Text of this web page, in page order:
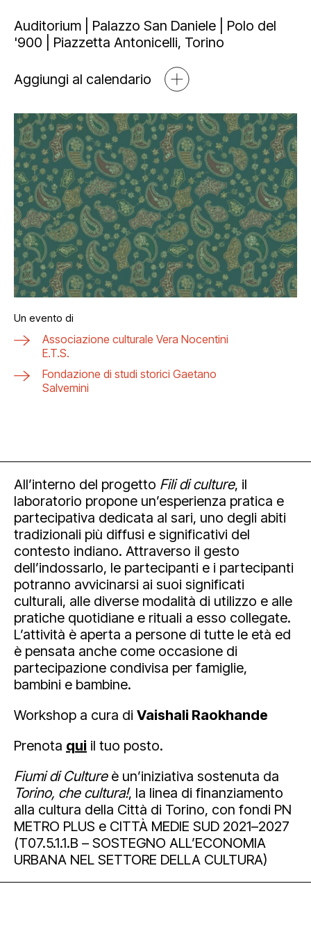
Educational
Art Bonus
Partnership e sponsorship
Mediahub
Blog
Newsletter
Auditorium | Palazzo San Daniele | Polo del
'900 | Piazzetta Antonicelli, Torino
Aggiungi al calendario
Un evento di
Associazione culturale Vera Nocentini
E.T.S.
Fondazione di studi storici Gaetano
Salvemini
All’interno del progetto Fili di culture, il
laboratorio propone un’esperienza pratica e
partecipativa dedicata al sari, uno degli abiti
tradizionali più diffusi e significativi del
contesto indiano. Attraverso il gesto
dell’indossarlo, le partecipanti e i partecipanti
potranno avvicinarsi ai suoi significati
culturali, alle diverse modalità di utilizzo e alle
pratiche quotidiane e rituali a esso collegate.
L’attività è aperta a persone di tutte le età ed
è pensata anche come occasione di
partecipazione condivisa per famiglie,
bambini e bambine.
Workshop a cura di Vaishali Raokhande
Prenota qui il tuo posto.
Fiumi di Cultureè un’iniziativa sostenuta da
Torino, che cultura!, la linea di finanziamento
alla cultura della Città di Torino, con fondi PN
METRO PLUS e CITTÀ MEDIE SUD 2021–2027
(T07.5.1.1.B – SOSTEGNO ALL’ECONOMIA
URBANA NEL SETTORE DELLA CULTURA)